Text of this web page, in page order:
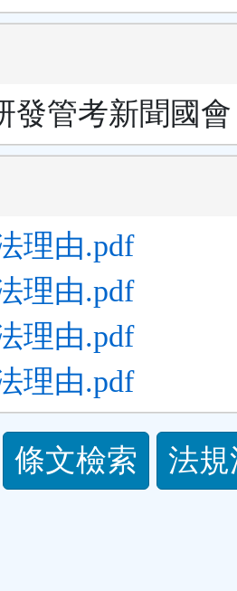
發管考新聞國會
理由.pdf
理由.pdf
理由.pdf
理由.pdf
條文檢索
法